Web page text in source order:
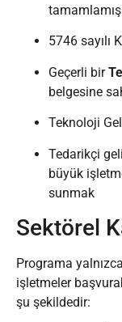
5746 sayılı
Geçerli bir
belgesine
Teknoloji
Tedarikçi
büyük
sunmak
Sektörel
Programa
işletmeler
şu şekildedir: